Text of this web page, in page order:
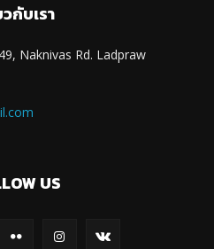
กับเรา
Naknivas Rd. Ladpraw
US